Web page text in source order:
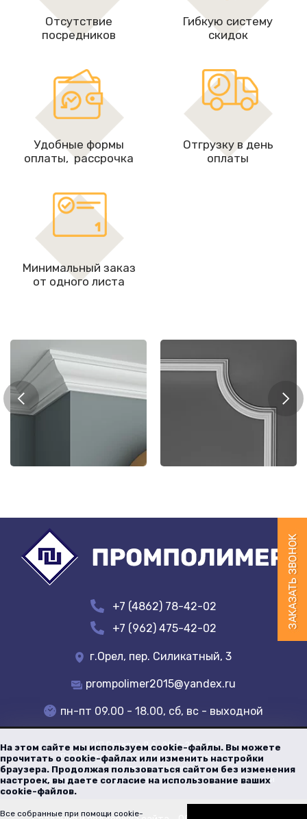
Отсутствие
посредников
Гибкую систему
скидок
Удобные формы
оплаты, рассрочкa
Отгрузку в день
оплаты
Минимальный заказ
от одного листа
+7 (4862) 78-42-02
+7 (962) 475-42-02
г.Орел, пер. Силикатный, 3
prompolimer2015@yandex.ru
пн-пт 09.00 - 18.00, сб, вс - выходной
ИП Потапов Д.А., 2016- 2026©
Политика по обработке персональных данных
Все права защищены
Цены указанные на сайте не являются публичной офертой
На этом сайте мы используем cookie-файлы. Вы можете
прочитать о cookie-файлах или изменить настройки
браузера. Продолжая пользоваться сайтом без изменения
настроек, вы даете согласие на использование ваших
cookie-файлов.
Все собранные при помощи cookie-